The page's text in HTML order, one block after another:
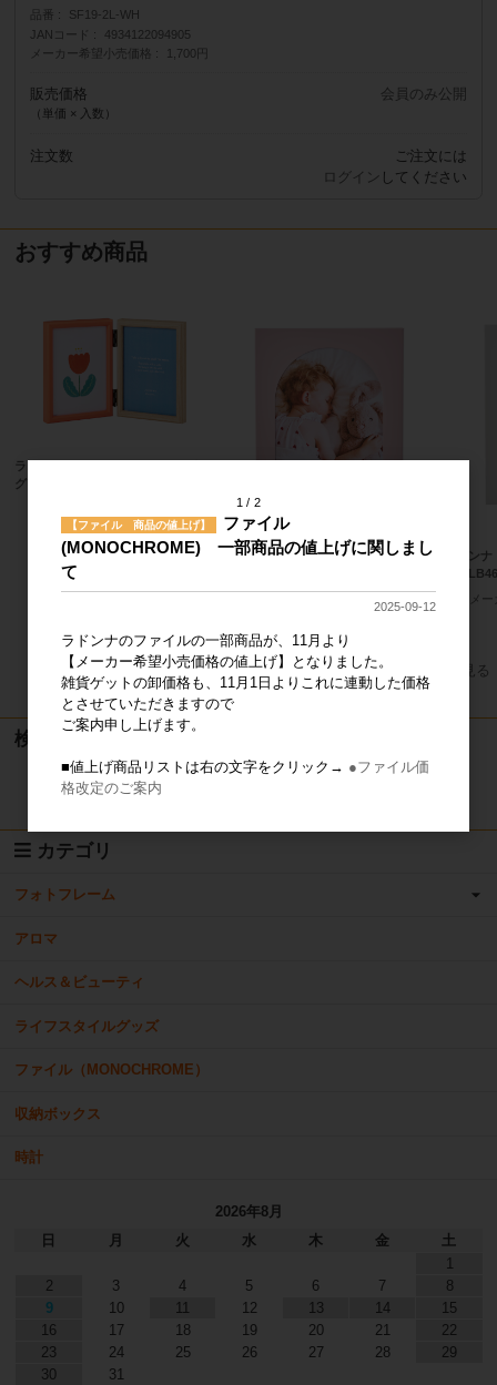
品番
SF19-2L-WH
JANコード
4934122094905
メーカー希望小売価格
1,700円
販売価格
（単価 × 入数）
会員のみ公開
注文数
ご注文には
ログイン してください
おすすめ商品
ラドンナ フォトフレーム（リビン
グ）SF22-LD-OR
ラドン
ー）
メ
すべてのおすすめ商品を見る
検索
カテゴリ
フォトフレーム
アロマ
ヘルス＆ビューティ
ライフスタイルグッズ
ファイル（MONOCHROME）
収納ボックス
時計
2026年8月
日
月 火 水 木 金
土
1
2
3 4 5 6 7
8
9
10 11 12 13 14
15
16
17 18 19 20 21
22
23
24 25 26 27 28
29
30
31
1 2
【ファイル 商品の値上げ】
ファイル
(MONOCHROME) 一部商品の値上げに関しまし
て
2025-09-12
ラドンナのファイルの一部商品が、11月より
【メーカー希望小売価格の値上げ】となりました。
雑貨ゲットの卸価格も、11月1日よりこれに連動した価格
とさせていただきますので
ご案内申し上げます。
■値上げ商品リストは右の文字をクリック→ ●ファイル価
格改定のご案内